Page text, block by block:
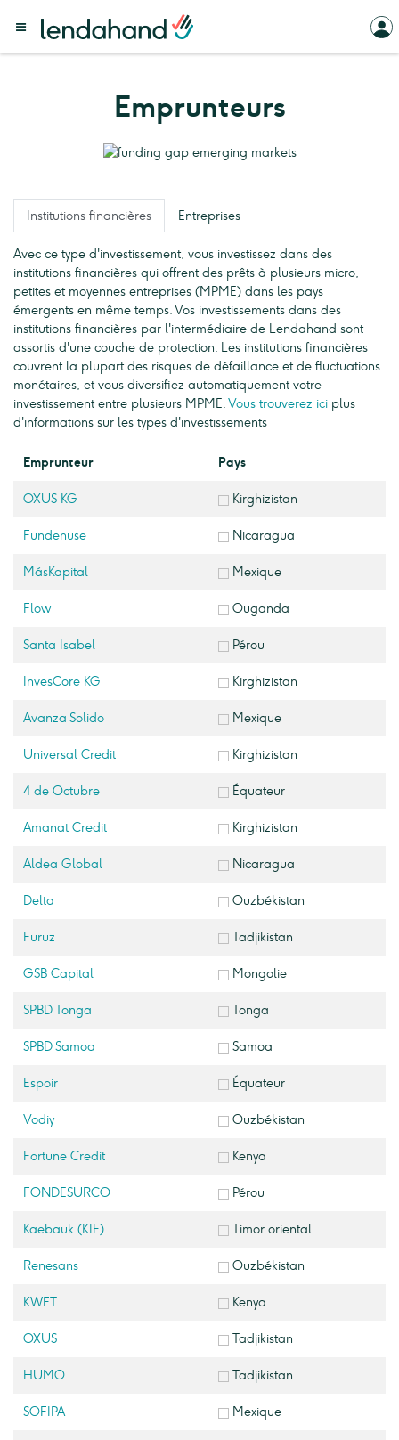
Emprunteurs
Institutions financières Entreprises
Avec ce type d'investissement, vous investissez dans des
institutions financières qui offrent des prêts à plusieurs micro,
petites et moyennes entreprises (MPME) dans les pays
émergents en même temps. Vos investissements dans des
institutions financières par l'intermédiaire de Lendahand sont
assortis d'une couche de protection. Les institutions financières
couvrent la plupart des risques de défaillance et de fluctuations
monétaires, et vous diversifiez automatiquement votre
investissement entre plusieurs MPME.Vous trouverez ici plus
d'informations sur les types d'investissements
Emprunteur Pays
OXUS KG Kirghizistan
Fundenuse Nicaragua
MásKapital Mexique
Flow Ouganda
Santa Isabel Pérou
InvesCore KG Kirghizistan
Avanza Solido Mexique
Universal Credit Kirghizistan
4 de Octubre Équateur
Amanat Credit Kirghizistan
Aldea Global Nicaragua
Delta Ouzbékistan
Furuz Tadjikistan
GSB Capital Mongolie
SPBD Tonga Tonga
SPBD Samoa Samoa
Espoir Équateur
Vodiy Ouzbékistan
Fortune Credit Kenya
FONDESURCO Pérou
Kaebauk (KIF) Timor oriental
Renesans Ouzbékistan
KWFT Kenya
OXUS Tadjikistan
HUMO Tadjikistan
SOFIPA Mexique